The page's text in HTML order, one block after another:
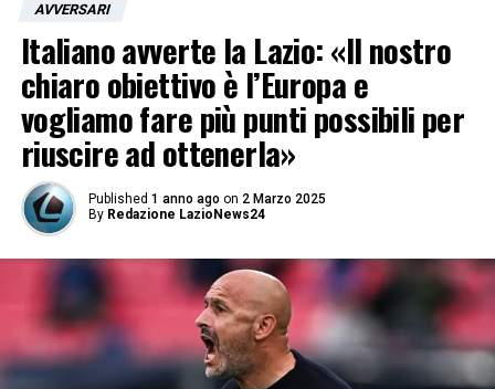
AVVERSARI
Italiano avverte la Lazio: «Il nostro
chiaro obiettivo è l’Europa e
vogliamo fare più punti possibili per
riuscire ad ottenerla»
Published 1 anno ago on 2 Marzo 2025
By Redazione LazioNews24